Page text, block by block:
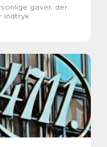
gaver, der
indtryk